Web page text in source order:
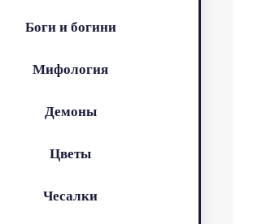
Боги и богини
Мифология
Демоны
Цветы
Чесалки